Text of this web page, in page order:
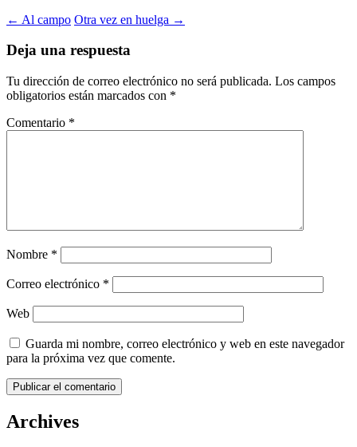
Navegación
de
entradas
← Al campo Otra vez en huelga →
Deja una respuesta
Tu dirección de correo electrónico no será publicada. Los campos
obligatorios están marcados con *
Comentario *
Nombre *
Correo electrónico *
Web
Guarda mi nombre, correo electrónico y web en este navegador
para la próxima vez que comente.
Archives